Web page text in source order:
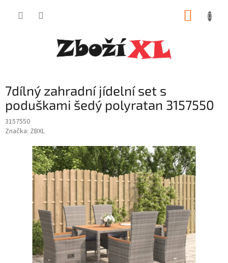
7dílný zahradní jídelní set s
poduškami šedý polyratan 3157550
3157550
Značka: ZBXL